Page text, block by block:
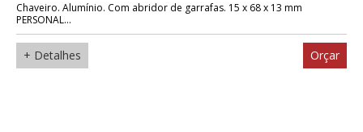
Chaveiro. Alumínio. Com abridor de garrafas. 15 x 68 x 13 mm
PERSONAL...
+ Detalhes Orçar